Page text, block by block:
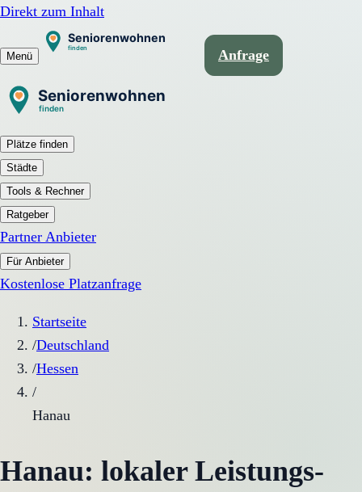
Direkt zum Inhalt
Menü Anfrage
Plätze finden
Städte
Tools & Rechner
Ratgeber
Partner Anbieter
Für Anbieter
Kostenlose Platzanfrage
Startseite
/Deutschland
/Hessen
/
Hanau
Hanau: lokaler Leistungs-